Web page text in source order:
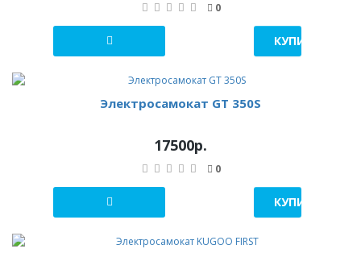
0
КУПИТЬ В 1
Электросамокат GT 350S
17500р.
0
КУПИТЬ В 1